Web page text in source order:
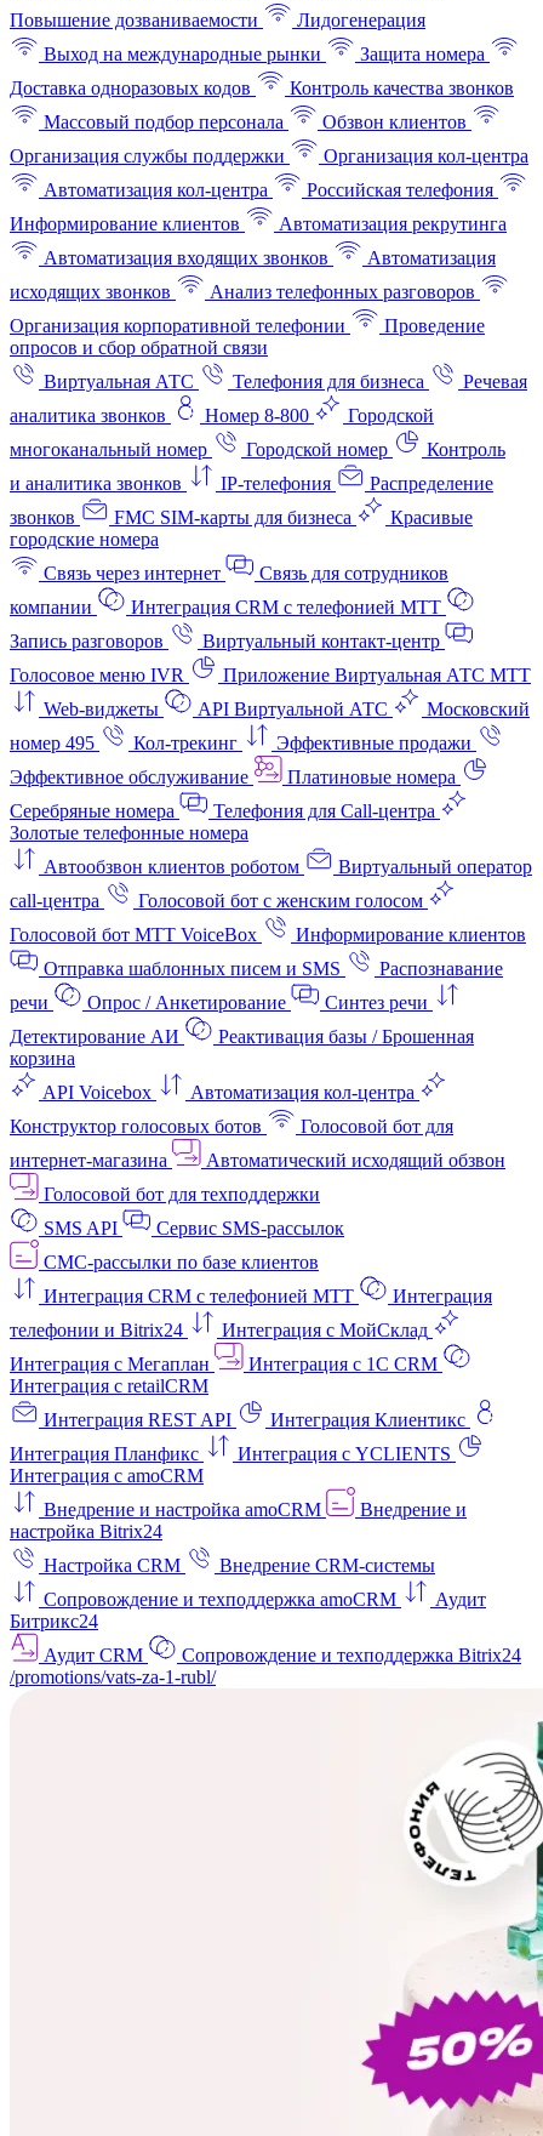
Повышение дозваниваемости
Лидогенерация
Выход на международные рынки
Защита номера
Доставка одноразовых кодов
Контроль качества звонков
Массовый подбор персонала
Обзвон клиентов
Организация службы поддержки
Организация кол-центра
Автоматизация кол-центра
Российская телефония
Информирование клиентов
Автоматизация рекрутинга
Автоматизация входящих звонков
Автоматизация
исходящих звонков
Анализ телефонных разговоров
Организация корпоративной телефонии
Проведение
опросов и сбор обратной связи
Виртуальная АТС
Телефония для бизнеса
Речевая
аналитика звонков
Номер 8-800
Городской
многоканальный номер
Городской номер
Контроль
и аналитика звонков
IP-телефония
Распределение
звонков
FMC SIM-карты для бизнеса
Красивые
городские номера
Связь через интернет
Связь для сотрудников
компании
Интеграция CRM с телефонией МТТ
Запись разговоров
Виртуальный контакт‑центр
Голосовое меню IVR
Приложение Виртуальная АТС МТТ
Web-виджеты
API Виртуальной АТС
Московский
номер 495
Кол-трекинг
Эффективные продажи
Эффективное обслуживание
Платиновые номера
Серебряные номера
Телефония для Call-центра
Золотые телефонные номера
Автообзвон клиентов роботом
Виртуальный оператор
call-центра
Голосовой бот с женским голосом
Голосовой бот МТТ VoiceBox
Информирование клиентов
Отправка шаблонных писем и SMS
Распознавание
речи
Опрос / Анкетирование
Синтез речи
Детектирование АИ
Реактивация базы / Брошенная
корзина
API Voicebox
Автоматизация кол‑центра
Конструктор голосовых ботов
Голосовой бот для
интернет‑магазина
Автоматический исходящий обзвон
Голосовой бот для техподдержки
SMS API
Сервис SMS-рассылок
СМС-рассылки по базе клиентов
Интеграция CRM с телефонией МТТ
Интеграция
телефонии и Bitrix24
Интеграция с МойСклад
Интеграция с Мегаплан
Интеграция с 1C CRM
Интеграция с retailCRM
Интеграция REST API
Интеграция Клиентикс
Интеграция Планфикс
Интеграция с YCLIENTS
Интеграция с amoCRM
Внедрение и настройка amoCRM
Внедрение и
настройка Bitrix24
Настройка CRM
Внедрение CRM-системы
Сопровождение и техподдержка amoCRM
Аудит
Битрикс24
Аудит CRM
Сопровождение и техподдержка Bitrix24
/promotions/vats-za-1-rubl/